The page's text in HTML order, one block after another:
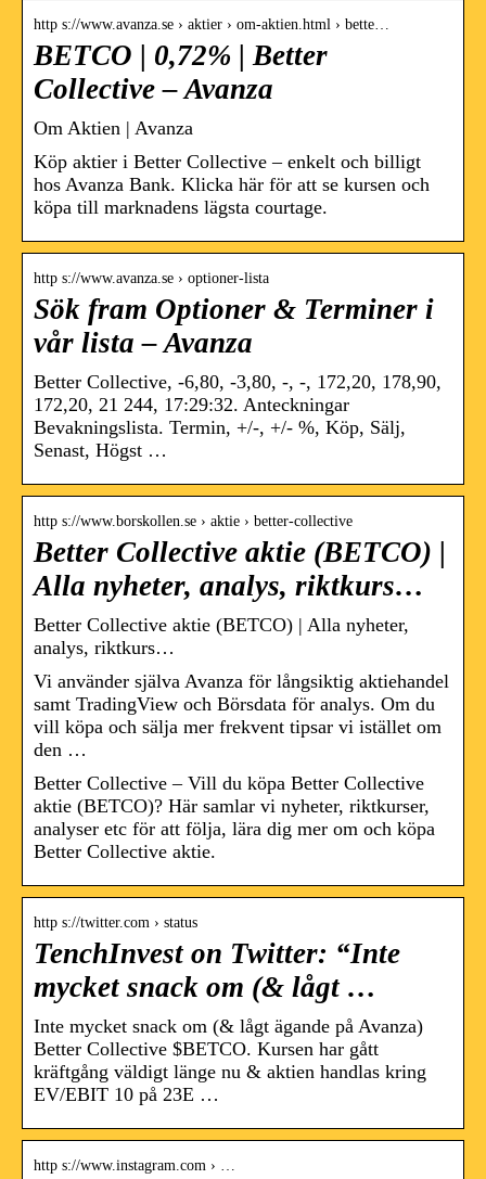
http s://www.avanza.se › aktier › om-aktien.html › bette…
BETCO | 0,72% | Better
Collective – Avanza
Om Aktien | Avanza
Köp aktier i Better Collective – enkelt och billigt
hos Avanza Bank. Klicka här för att se kursen och
köpa till marknadens lägsta courtage.
http s://www.avanza.se › optioner-lista
Sök fram Optioner & Terminer i
vår lista – Avanza
Better Collective, -6,80, -3,80, -, -, 172,20, 178,90,
172,20, 21 244, 17:29:32. Anteckningar
Bevakningslista. Termin, +/-, +/- %, Köp, Sälj,
Senast, Högst …
http s://www.borskollen.se › aktie › better-collective
Better Collective aktie (BETCO) |
Alla nyheter, analys, riktkurs…
Better Collective aktie (BETCO) | Alla nyheter,
analys, riktkurs…
Vi använder själva Avanza för långsiktig aktiehandel
samt TradingView och Börsdata för analys. Om du
vill köpa och sälja mer frekvent tipsar vi istället om
den …
Better Collective – Vill du köpa Better Collective
aktie (BETCO)? Här samlar vi nyheter, riktkurser,
analyser etc för att följa, lära dig mer om och köpa
Better Collective aktie.
http s://twitter.com › status
TenchInvest on Twitter: “Inte
mycket snack om (& lågt …
Inte mycket snack om (& lågt ägande på Avanza)
Better Collective $BETCO. Kursen har gått
kräftgång väldigt länge nu & aktien handlas kring
EV/EBIT 10 på 23E …
http s://www.instagram.com › …